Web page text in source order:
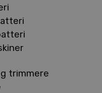
trimmere